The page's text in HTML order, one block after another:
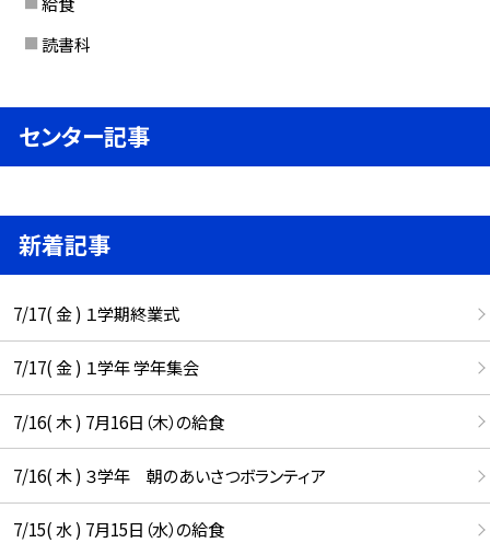
読書科
センター記事
新着記事
7/17( 金 ) １学期終業式
7/17( 金 ) １学年 学年集会
7/16( 木 ) 7月16日（木）の給食
7/16( 木 ) ３学年 朝のあいさつボランティア
7/15( 水 ) 7月15日（水）の給食